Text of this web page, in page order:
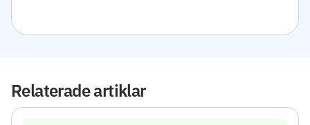
Relaterade artiklar